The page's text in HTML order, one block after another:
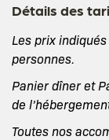
Détails des
Les prix
personnes.
Panier dîner et
de
Toutes nos